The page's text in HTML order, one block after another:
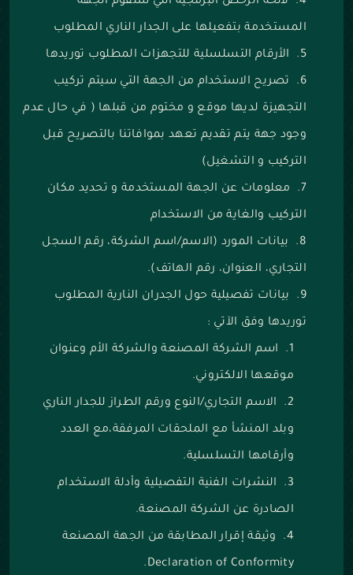
المستخدمة بتفعيلها على الجدار الناري المطلوب
الأرقام التسلسلية للتجهزات المطلوب توريدها
تصريح الاستخدام من الجهة التي سيتم تركيب
التجهيزة لديها موقع و مختوم من قبلها ( في حال عدم
وجود جهة يتم تقديم تعهد بموافاتنا بالتصريح قبل
التركيب و التشغيل)
معلومات عن الجهة المستخدمة و تحديد مكان
التركيب والغاية من الاستخدام
بيانات المورد (الاسم/اسم الشركة، رقم السجل
التجاري، العنوان، رقم الهاتف).
بيانات تفصيلية حول الجدران النارية المطلوب
توريدها وفق الآتي :
اسم الشركة المصنعة والشركة الأم وعنوان
موقعها الالكتروني.
‌الاسم التجاري/النوع ورقم الطراز للجدار الناري
وبلد المنشأ مع الملحقات المرفقة،مع العدد
وأرقامها التسلسلية.
‌النشرات الفنية التفصيلية وأدلة الاستخدام
الصادرة عن الشركة المصنعة.
‌وثيقة إقرار المطابقة من الجهة المصنعة
Declaration of Conformity.